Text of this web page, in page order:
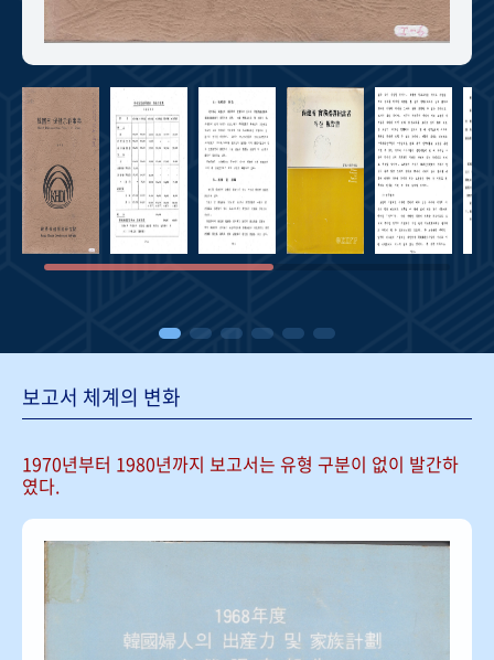
보고서 체계의 변화
1970년부터 1980년까지 보고서는 유형 구분이 없이 발간하
였다.